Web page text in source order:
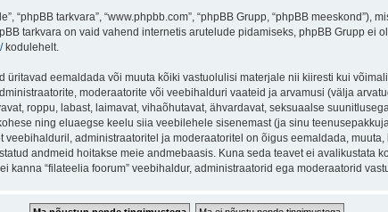
“phpBB tarkvara”, “www.phpbb.com”, “phpBB Grupp, “phpBB meeskond”),
tarkvara on vaid vahend internetis arutelude pidamiseks, phpBB Grupp ei
kodulehelt.
üritavad eemaldada või muuta kõiki vastuolulisi materjale nii kiiresti kui
moderaatorite või veebihalduri vaateid ja arvamusi (välja
roppu, labast, laimavat, vihaõhutavat, ähvardavat, seksuaalse
ning eluaegse keelu siia veebilehele sisenemast (ja sinu
administraatoritel ja moderaatoritel on õigus eemaldada,
andmeid hoitakse meie andmebaasis. Kuna seda teavet ei avalikustata
kanna “filateelia foorum” veebihaldur, administraatorid ega moderaatorid